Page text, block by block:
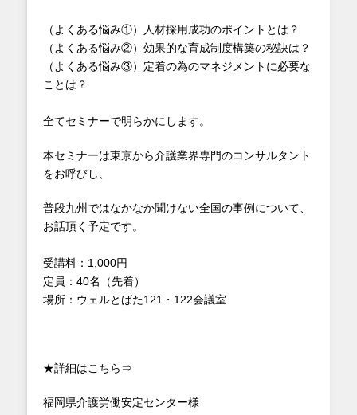
（よくある悩み①）人材採用成功のポイントとは？
（よくある悩み②）効果的な育成制度構築の秘訣は？
（よくある悩み③）定着の為のマネジメントに必要な
ことは？
全てセミナーで明らかにします。
本セミナーは東京から介護業界専門のコンサルタント
をお呼びし、
普段九州ではなかなか聞けない全国の事例について、
お話頂く予定です。
受講料：1,000円
定員：40名（先着）
場所：ウェルとばた121・122会議室
★詳細はこちら⇒
福岡県介護労働安定センター様